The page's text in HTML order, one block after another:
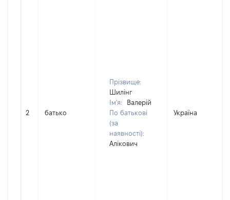
2 батько
Прізвище:
Шилінг
Ім'я:
Валерій
По батькові
(за
наявності):
Алікович
Україна